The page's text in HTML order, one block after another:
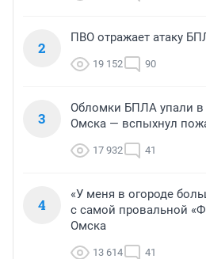
2
ПВО отражает атаку
19 152 90
3
Обломки БПЛА упали в
Омска — вспыхнул
17 932 41
4
«У меня в огороде
с самой провальной
Омска
13 614 41